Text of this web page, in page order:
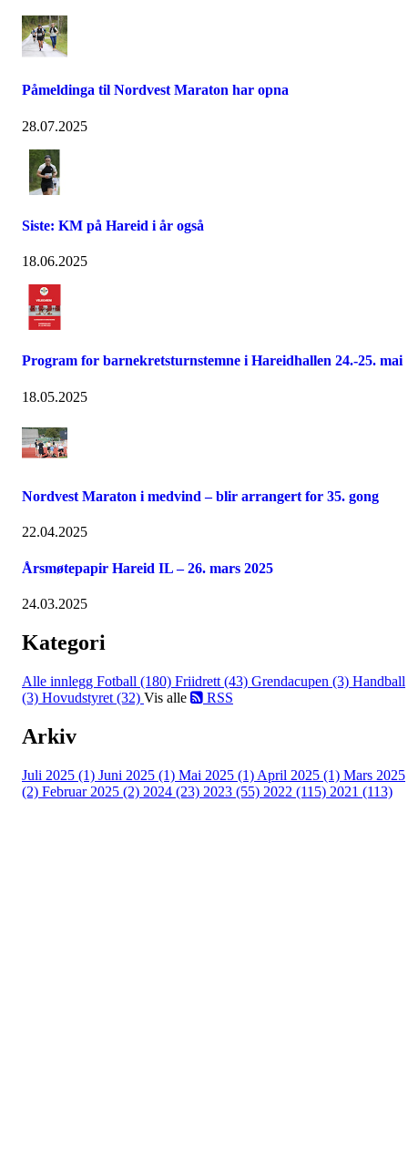
Påmeldinga til Nordvest Maraton har opna
28.07.2025
Siste: KM på Hareid i år også
18.06.2025
Program for barnekretsturnstemne i Hareidhallen 24.-25. mai
18.05.2025
Nordvest Maraton i medvind – blir arrangert for 35. gong
22.04.2025
Årsmøtepapir Hareid IL – 26. mars 2025
24.03.2025
Kategori
Alle innlegg Fotball (180) Friidrett (43) Grendacupen (3) Handball
(3) Hovudstyret (32) Vis alle RSS
Arkiv
Juli 2025 (1) Juni 2025 (1) Mai 2025 (1) April 2025 (1) Mars 2025
(2) Februar 2025 (2) 2024 (23) 2023 (55) 2022 (115) 2021 (113)